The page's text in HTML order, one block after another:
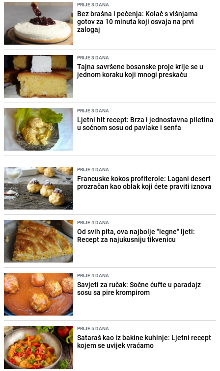
PRIJE 3 DANA
Bez brašna i pečenja: Kolač s višnjama
gotov za 10 minuta koji osvaja na prvi
zalogaj
PRIJE 3 DANA
Tajna savršene bosanske proje krije se u
jednom koraku koji mnogi preskaču
PRIJE 3 DANA
Ljetni hit recept: Brza i jednostavna piletina
u sočnom sosu od pavlake i senfa
PRIJE 4 DANA
Francuske kokos profiterole: Lagani desert
prozračan kao oblak koji ćete praviti iznova
PRIJE 4 DANA
Od svih pita, ova najbolje "legne" ljeti:
Recept za najukusniju tikvenicu
PRIJE 4 DANA
Savjeti za ručak: Sočne ćufte u paradajz
sosu sa pire krompirom
PRIJE 5 DANA
Sataraš kao iz bakine kuhinje: Ljetni recept
kojem se uvijek vraćamo